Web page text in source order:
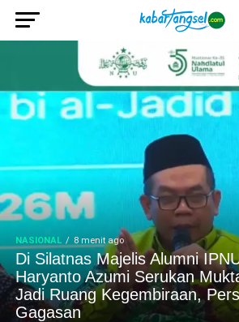
NASIONAL 8 menit ago
Di Silatnas Majelis Alumni
Haryanto Azumi Serukan
Jadi Ruang Kegembiraan,
Gagasan